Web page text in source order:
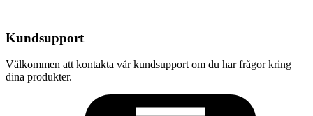
Kundsupport
Välkommen att kontakta vår kundsupport om du har frågor kring
dina produkter.